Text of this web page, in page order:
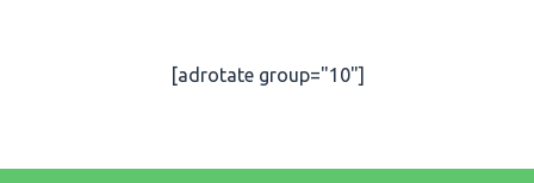
[adrotate group="10"]